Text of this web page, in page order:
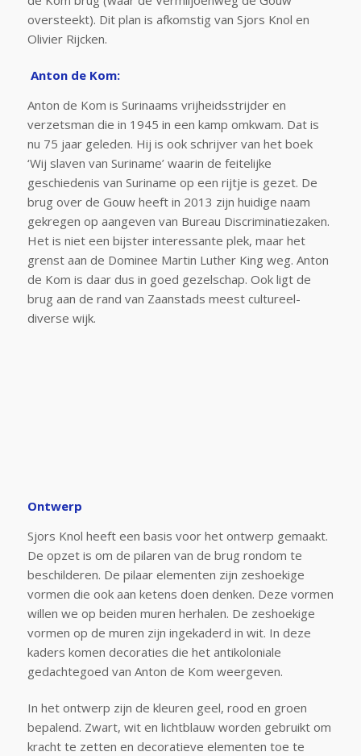
oversteekt). Dit plan is afkomstig van Sjors Knol en
Olivier Rijcken.
Anton de Kom:
Anton de Kom is Surinaams vrijheidsstrijder en
verzetsman die in 1945 in een kamp omkwam. Dat is
nu 75 jaar geleden. Hij is ook schrijver van het boek
‘Wij slaven van Suriname’ waarin de feitelijke
geschiedenis van Suriname op een rijtje is gezet. De
brug over de Gouw heeft in 2013 zijn huidige naam
gekregen op aangeven van Bureau Discriminatiezaken.
Het is niet een bijster interessante plek, maar het
grenst aan de Dominee Martin Luther King weg. Anton
de Kom is daar dus in goed gezelschap. Ook ligt de
brug aan de rand van Zaanstads meest cultureel-
diverse wijk.
Ontwerp
Sjors Knol heeft een basis voor het ontwerp gemaakt.
De opzet is om de pilaren van de brug rondom te
beschilderen. De pilaar elementen zijn zeshoekige
vormen die ook aan ketens doen denken. Deze vormen
willen we op beiden muren herhalen. De zeshoekige
vormen op de muren zijn ingekaderd in wit. In deze
kaders komen decoraties die het antikoloniale
gedachtegoed van Anton de Kom weergeven.
In het ontwerp zijn de kleuren geel, rood en groen
bepalend. Zwart, wit en lichtblauw worden gebruikt om
kracht te zetten en decoratieve elementen toe te